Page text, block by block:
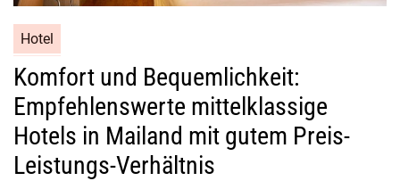
Hotel
Komfort und Bequemlichkeit:
Empfehlenswerte mittelklassige
Hotels in Mailand mit gutem Preis-
Leistungs-Verhältnis